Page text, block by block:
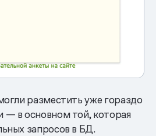
разместить уже гораздо
в основном той, которая
запросов в БД.